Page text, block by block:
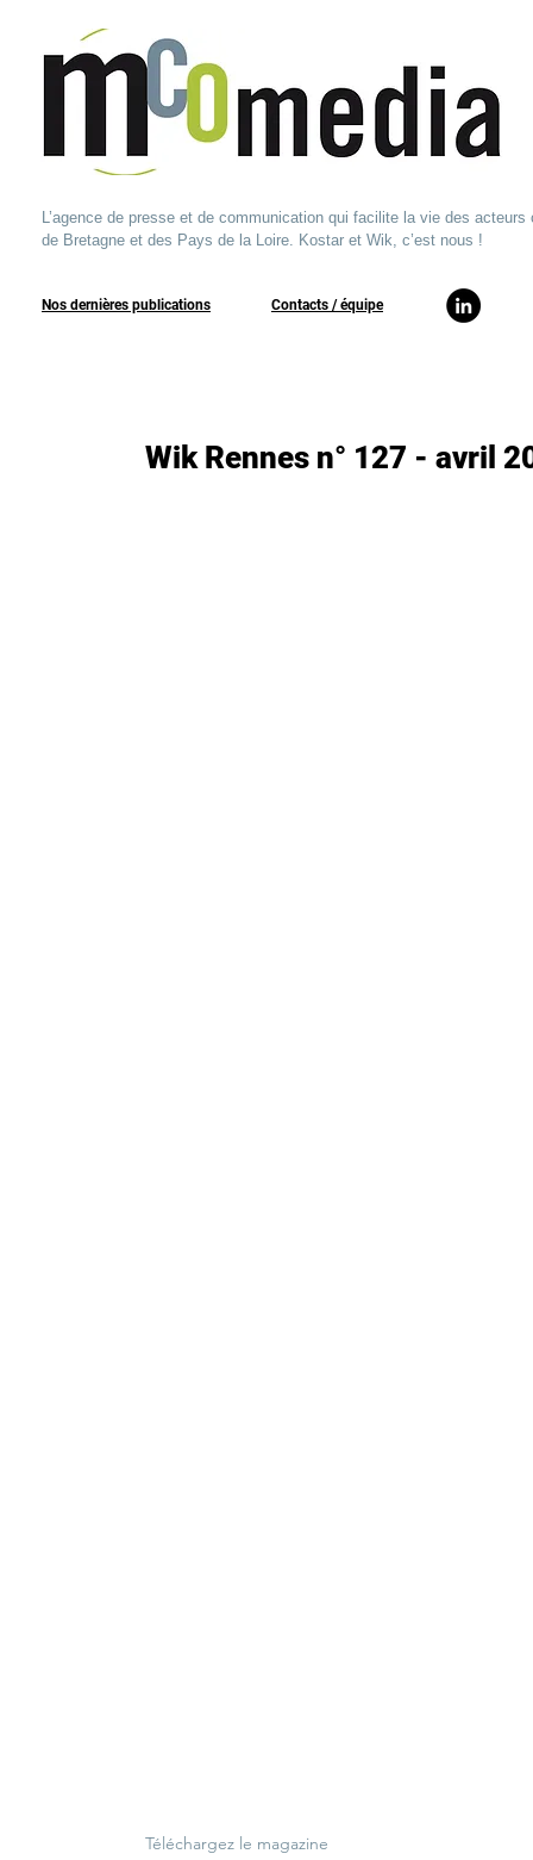
L’agence de presse et de communication qui facilite la vie des acteurs
de Bretagne et des Pays de la Loire. Kostar et Wik, c’est nous !
Nos dernières publications ​Contacts / équipe​
Wik Rennes n° 127 - avril
Téléchargez le magazine